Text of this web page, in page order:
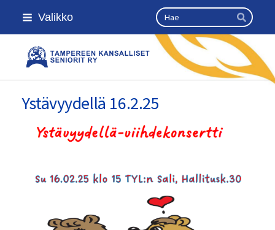
Siirry
sivun
Valikko Haku
Hae
Kansallinen senioriliitto
Ystävyydellä 16.2.25